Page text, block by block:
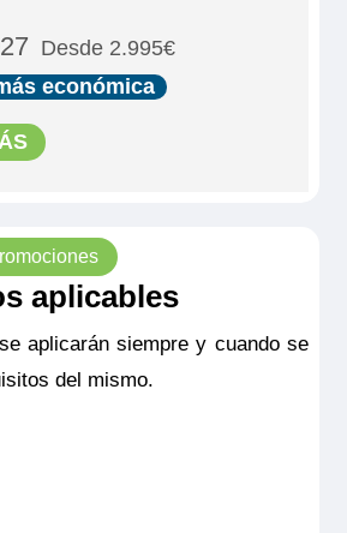
MS Viva Tiara
Cabin Emerald
Desde 2.995€
económica
aplicables
aplicarán siempre y cuando se
del mismo.